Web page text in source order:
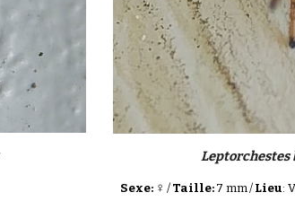
Sexe: ♀ /Taille:7 mm/Lieu: